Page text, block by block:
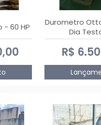
- 60 HP
Durometro
Dia
R$